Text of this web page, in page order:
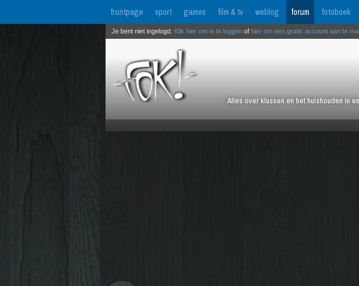
frontpage sport games film & tv weblog forum fotoboek
Alles over klussen en het huishouden in
Je bent niet ingelogd. Klik hier om in te loggen of hier om een gratis account aan te